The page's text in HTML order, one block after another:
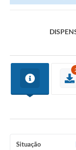
Situação